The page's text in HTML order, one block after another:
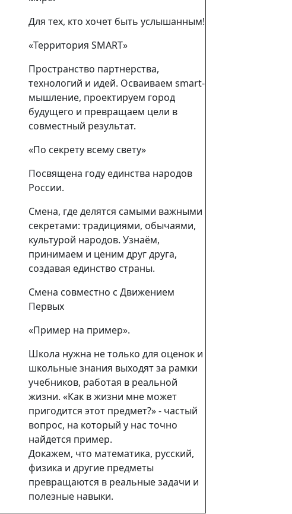
Для тех, кто хочет быть услышанным!
«Территория SMART»
Пространство партнерства,
технологий и идей. Осваиваем smart-
мышление, проектируем город
будущего и превращаем цели в
совместный результат.
«По секрету всему свету»
Посвящена году единства народов
России.
Смена, где делятся самыми важными
секретами: традициями, обычаями,
культурой народов. Узнаём,
принимаем и ценим друг друга,
создавая единство страны.
Смена совместно с Движением
Первых
«Пример на пример».
Школа нужна не только для оценок и
школьные знания выходят за рамки
учебников, работая в реальной
жизни. «Как в жизни мне может
пригодится этот предмет?» - частый
вопрос, на который у нас точно
найдется пример.
Докажем, что математика, русский,
физика и другие предметы
превращаются в реальные задачи и
полезные навыки.